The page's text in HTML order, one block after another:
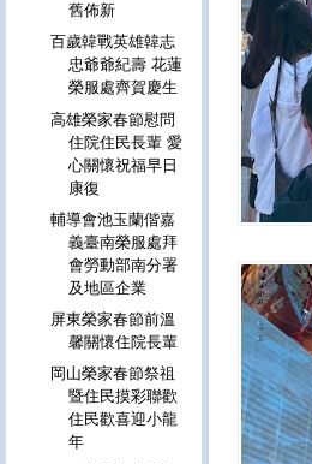
舊佈新
百歲韓戰英雄韓志
忠爺爺紀壽 花蓮
榮服處齊賀慶生
高雄榮家春節慰問
住院住民長輩 愛
心關懷祝福早日
康復
輔導會池玉蘭偕嘉
義臺南榮服處拜
會勞動部南分署
及地區企業
屏東榮家春節前溫
馨關懷住院長輩
岡山榮家春節祭祖
暨住民摸彩聯歡
住民歡喜迎小龍
年